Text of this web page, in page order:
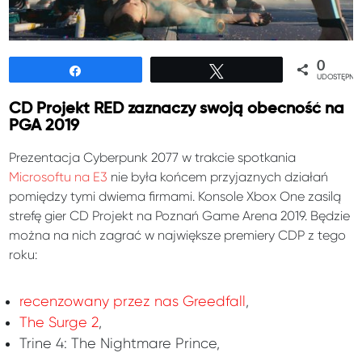
0
CD Projekt RED zaznaczy swoją obecność na
PGA 2019
Prezentacja Cyberpunk 2077 w trakcie spotkania
Microsoftu na E3 nie była końcem przyjaznych działań
pomiędzy tymi dwiema firmami. Konsole Xbox One zasilą
strefę gier CD Projekt na Poznań Game Arena 2019. Będzie
można na nich zagrać w największe premiery CDP z tego
roku:
recenzowany przez nas Greedfall ,
The Surge 2,
Trine 4: The Nightmare Prince,